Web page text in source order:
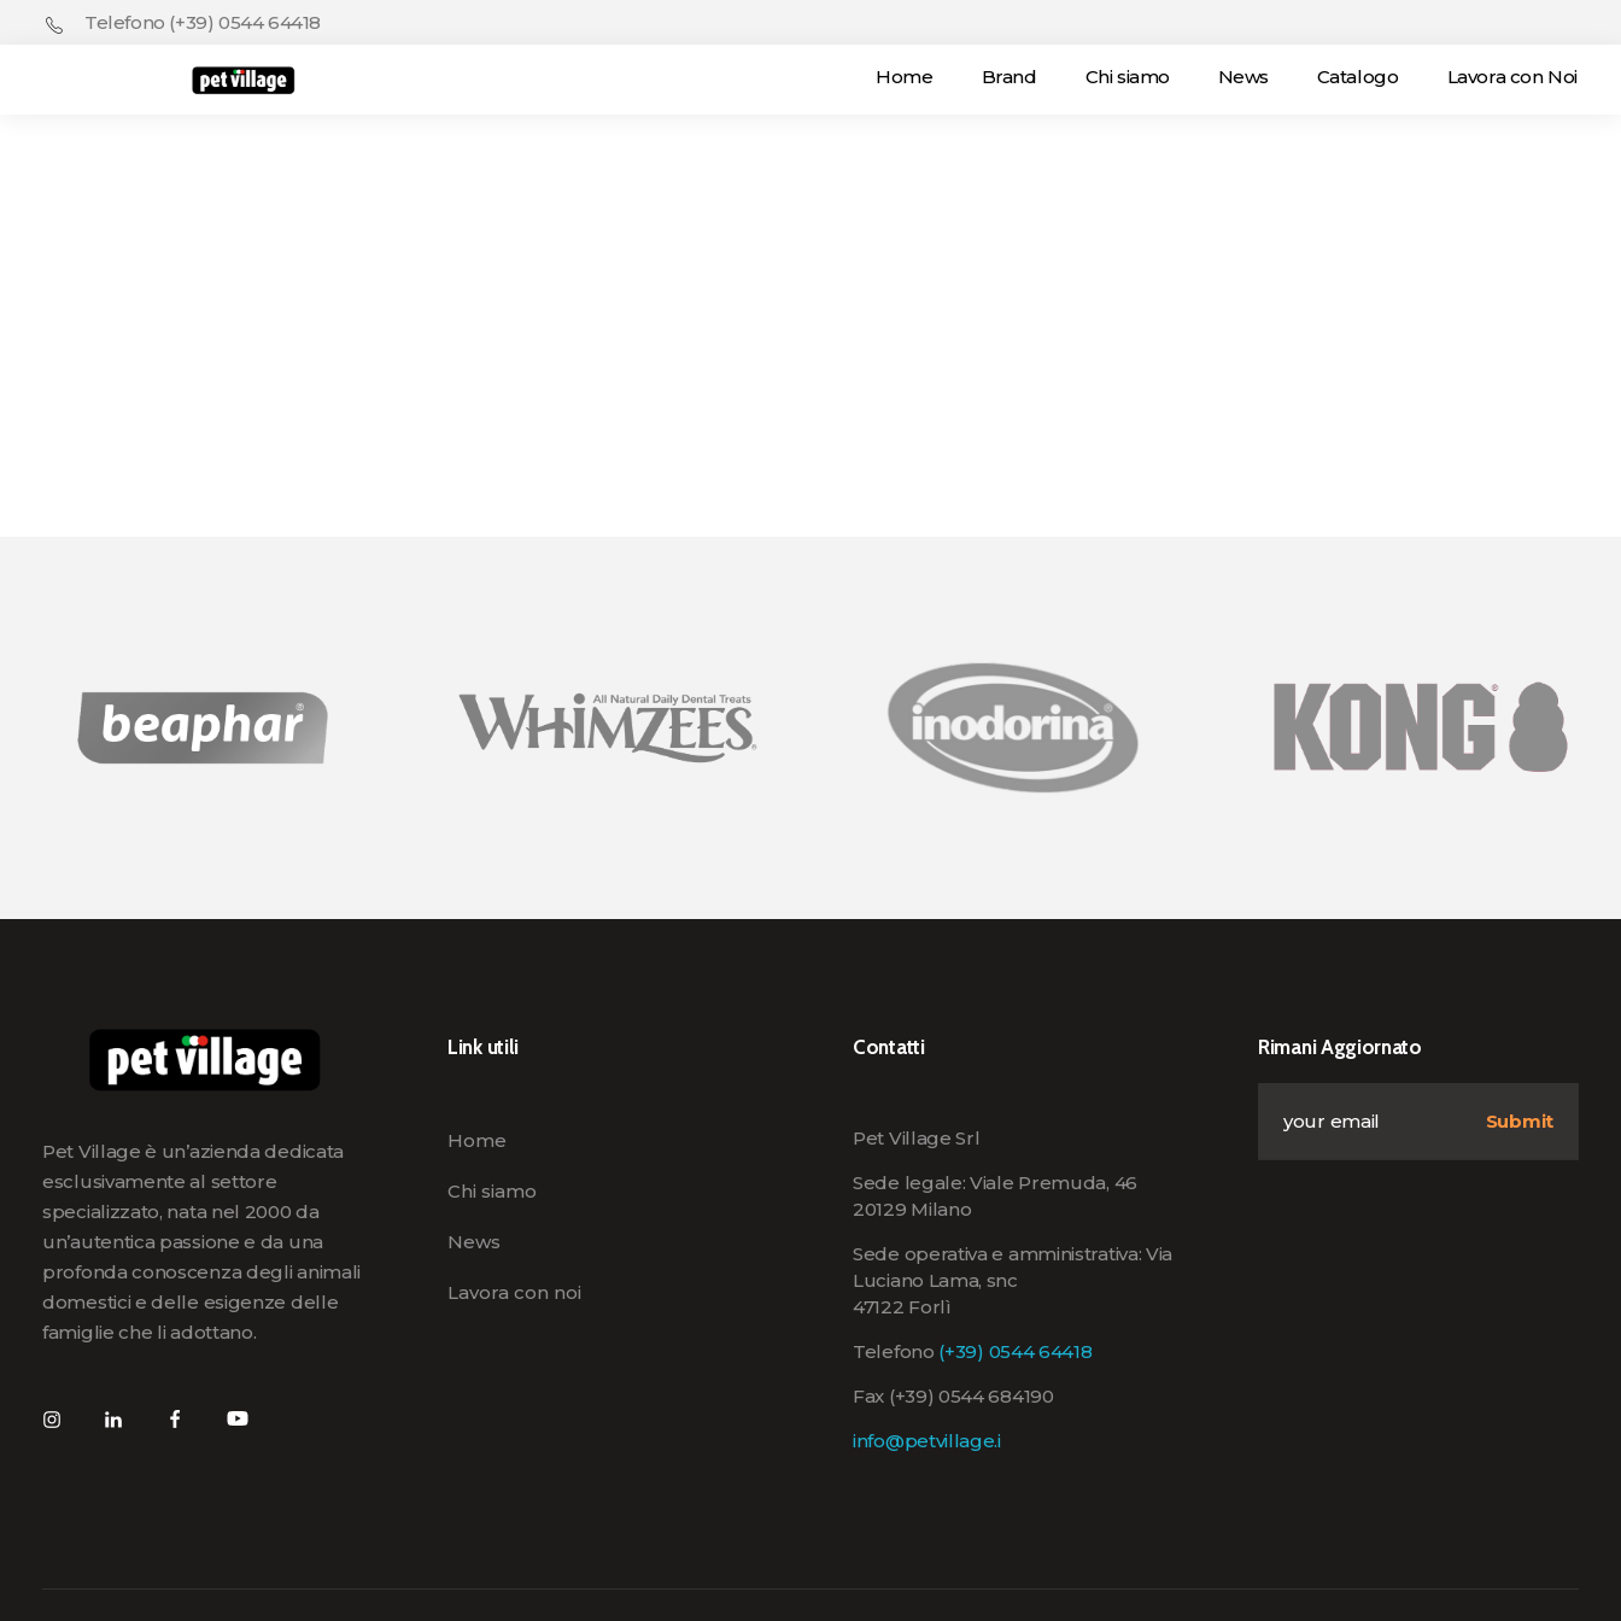
Telefono (+39) 0544 64418
Home Brand Chi siamo News Catalogo Lavora con Noi
Pet Village è un’azienda dedicata
esclusivamente al settore
specializzato, nata nel 2000 da
un’autentica passione e da una
profonda conoscenza degli animali
domestici e delle esigenze delle
famiglie che li adottano.
Link utili
Home
Chi siamo
News
Lavora con noi
Contatti
Pet Village Srl
Sede legale: Viale Premuda, 46
20129 Milano
Sede operativa e amministrativa: Via
Luciano Lama, snc
47122 Forlì
Telefono (+39) 0544 64418
Fax (+39) 0544 684190
info@petvillage.i
Rimani Aggiornato